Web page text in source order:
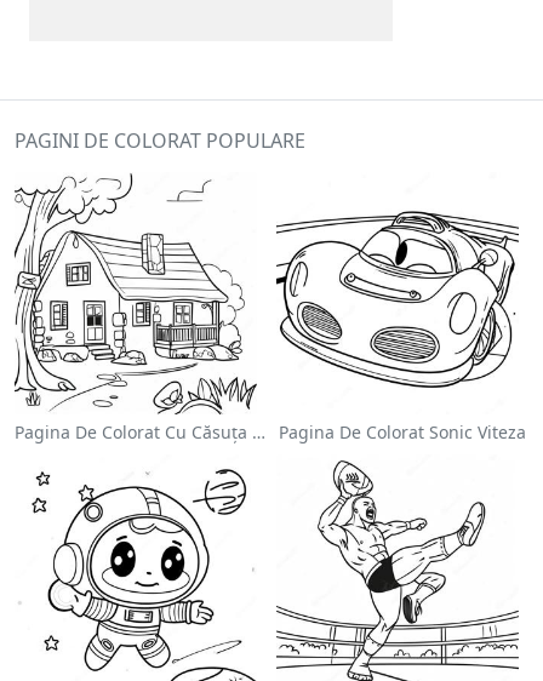
PAGINI DE COLORAT POPULARE
Pagina De Colorat Cu Căsuța Confortabilă Pagina De Colorat Sonic Viteza